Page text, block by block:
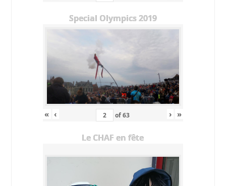
Special Olympics 2019
« ‹ of63 › »
Le CHAF en fête